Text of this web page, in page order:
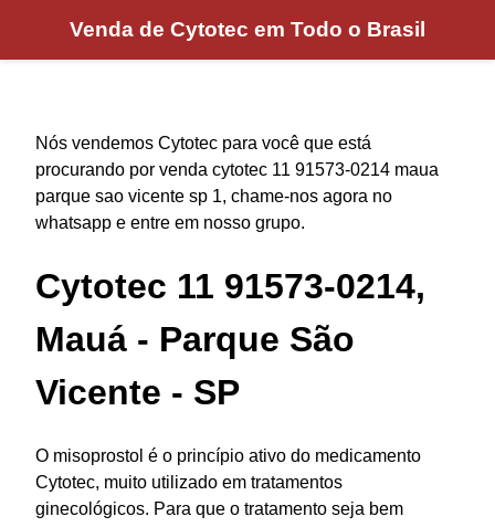
Venda de Cytotec em Todo o Brasil
Nós vendemos Cytotec para você que está
procurando por venda cytotec 11 91573-0214 maua
parque sao vicente sp 1, chame-nos agora no
whatsapp e entre em nosso grupo.
Cytotec 11 91573-0214,
Mauá - Parque São
Vicente - SP
O misoprostol é o princípio ativo do medicamento
Cytotec, muito utilizado em tratamentos
ginecológicos. Para que o tratamento seja bem